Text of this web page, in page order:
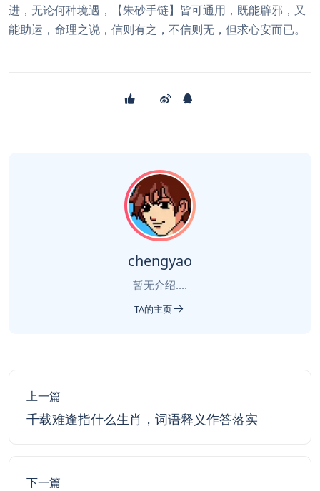
进，无论何种境遇，【朱砂手链】皆可通用，既能辟邪，又
能助运，命理之说，信则有之，不信则无，但求心安而已。
chengyao
暂无介绍....
TA的主页
上一篇
千载难逢指什么生肖，词语释义作答落实
下一篇